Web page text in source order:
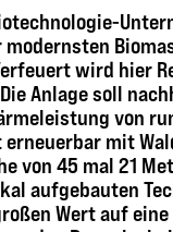
wird hier
Anlage soll
von
mit
von 45 mal 21
aufgebauten
Wert auf eine